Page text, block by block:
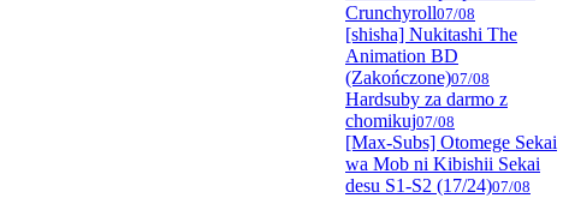
Crunchyroll07/08
[shisha] Nukitashi The
Animation BD
(Zakończone)07/08
Hardsuby za darmo z
chomikuj07/08
[Max-Subs] Otomege Sekai
wa Mob ni Kibishii Sekai
desu S1-S2 (17/24)07/08